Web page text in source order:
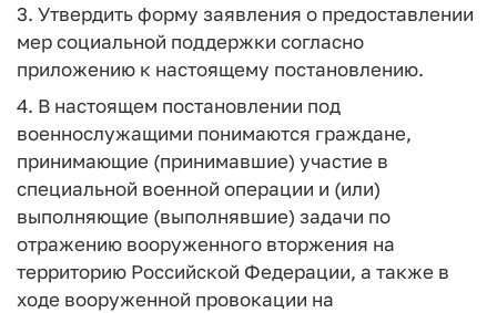
3. Утвердить форму заявления о предоставлении
мер социальной поддержки согласно
приложению к настоящему постановлению.
4. В настоящем постановлении под
военнослужащими понимаются граждане,
принимающие (принимавшие) участие в
специальной военной операции и (или)
выполняющие (выполнявшие) задачи по
отражению вооруженного вторжения на
территорию Российской Федерации, а также в
ходе вооруженной провокации на